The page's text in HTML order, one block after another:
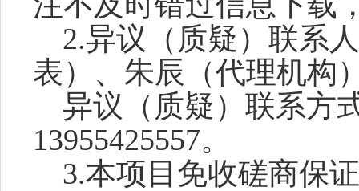
2.异议（质疑）联系
表）、朱辰（代理机构
异议（质疑）联系方
13955425557。
3.本项目免收磋商保